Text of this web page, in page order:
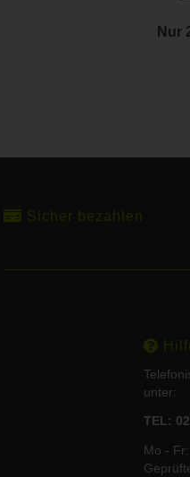
Nur
Sicher bezahlen
unter:
TEL:
Mo -